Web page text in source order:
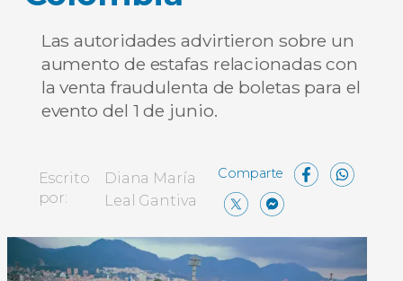
Las autoridades advirtieron sobre un
aumento de estafas relacionadas con
la venta fraudulenta de boletas para el
evento del 1 de junio.
Escrito
por:
Diana María
Leal Gantiva
X